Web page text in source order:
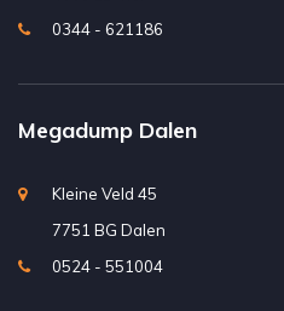
0344 - 621186
Megadump Dalen
Kleine Veld 45
7751 BG Dalen
0524 - 551004